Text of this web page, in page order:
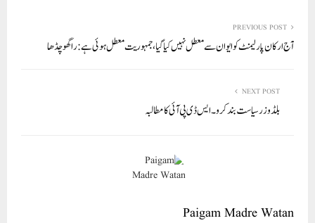
A
pp
ok
r
In PREVIOUS POST
آج ارکان پارلیمنٹ کو ایوان سے معطل نہیں کیا گیا، جمہوریت معطل ہوئی ہے: راگھو چڈھا
NEXT POST
بلڈوزر سیاست بند کرو۔ ایس ڈی پی آئی کا مطالبہ
Paigam Madre Watan